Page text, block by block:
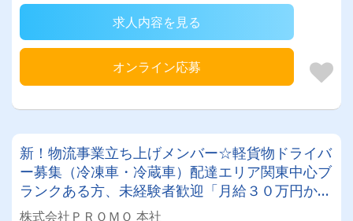
求人内容を見る
オンライン応募
新！物流事業立ち上げメンバー☆軽貨物ドライバ
ー募集（冷凍車・冷蔵車）配達エリア関東中心ブ
ランクある方、未経験者歓迎「月給３０万円か
ら」【正社員または請負】
株式会社ＰＲＯＭＯ 本社